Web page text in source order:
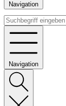
Navigation
Navigation